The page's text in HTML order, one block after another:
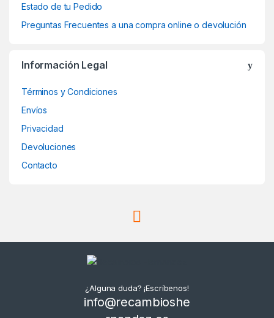
Estado de tu Pedido
Preguntas Frecuentes a una compra online o devolución
Información Legal
Términos y Condiciones
Envíos
Privacidad
Devoluciones
Contacto
¿Alguna duda? ¡Escríbenos!
info@recambioshe